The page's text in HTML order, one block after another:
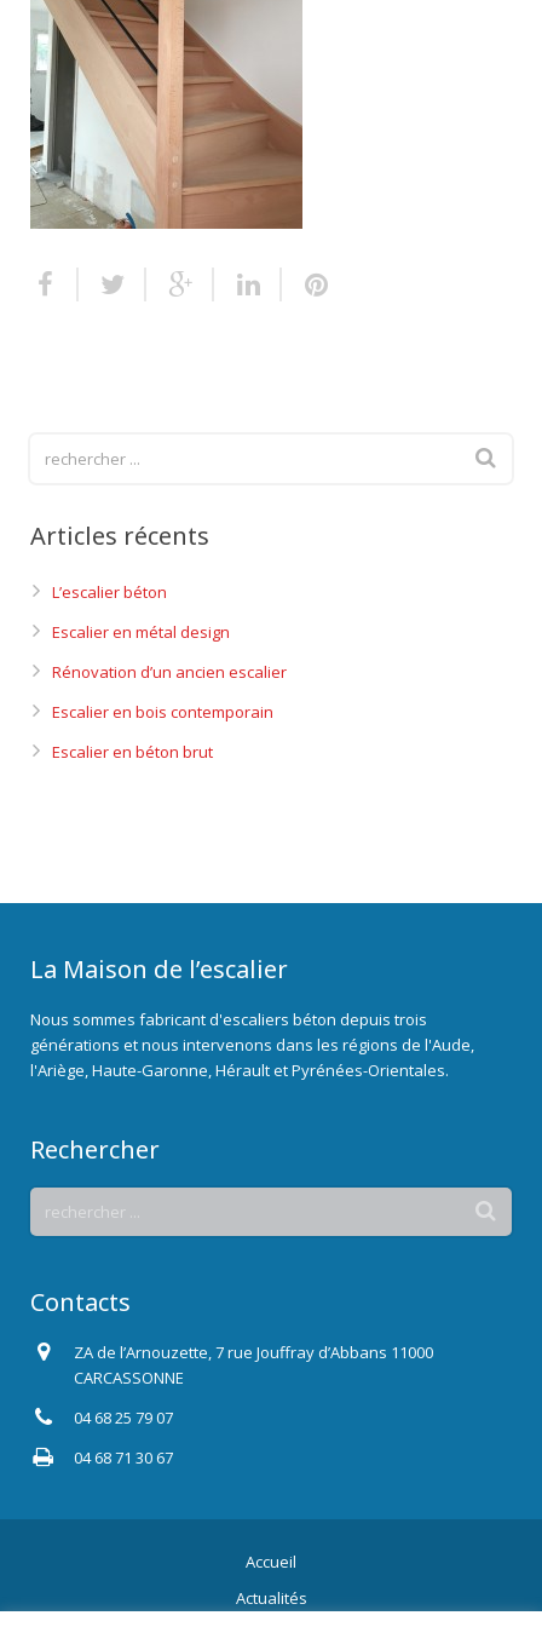
Escalier extérieur
Finitions pour escalier
Articles récents
L’escalier béton
Escalier en métal design
Rénovation d’un ancien escalier
Escalier en bois contemporain
Escalier en béton brut
La Maison de l’escalier
Nous sommes fabricant d'escaliers béton depuis trois
générations et nous intervenons dans les régions de l'Aude,
l'Ariège, Haute-Garonne, Hérault et Pyrénées-Orientales.
Rechercher
Contacts
ZA de l’Arnouzette, 7 rue Jouffray d’Abbans 11000
CARCASSONNE
04 68 25 79 07
04 68 71 30 67
Accueil
Actualités